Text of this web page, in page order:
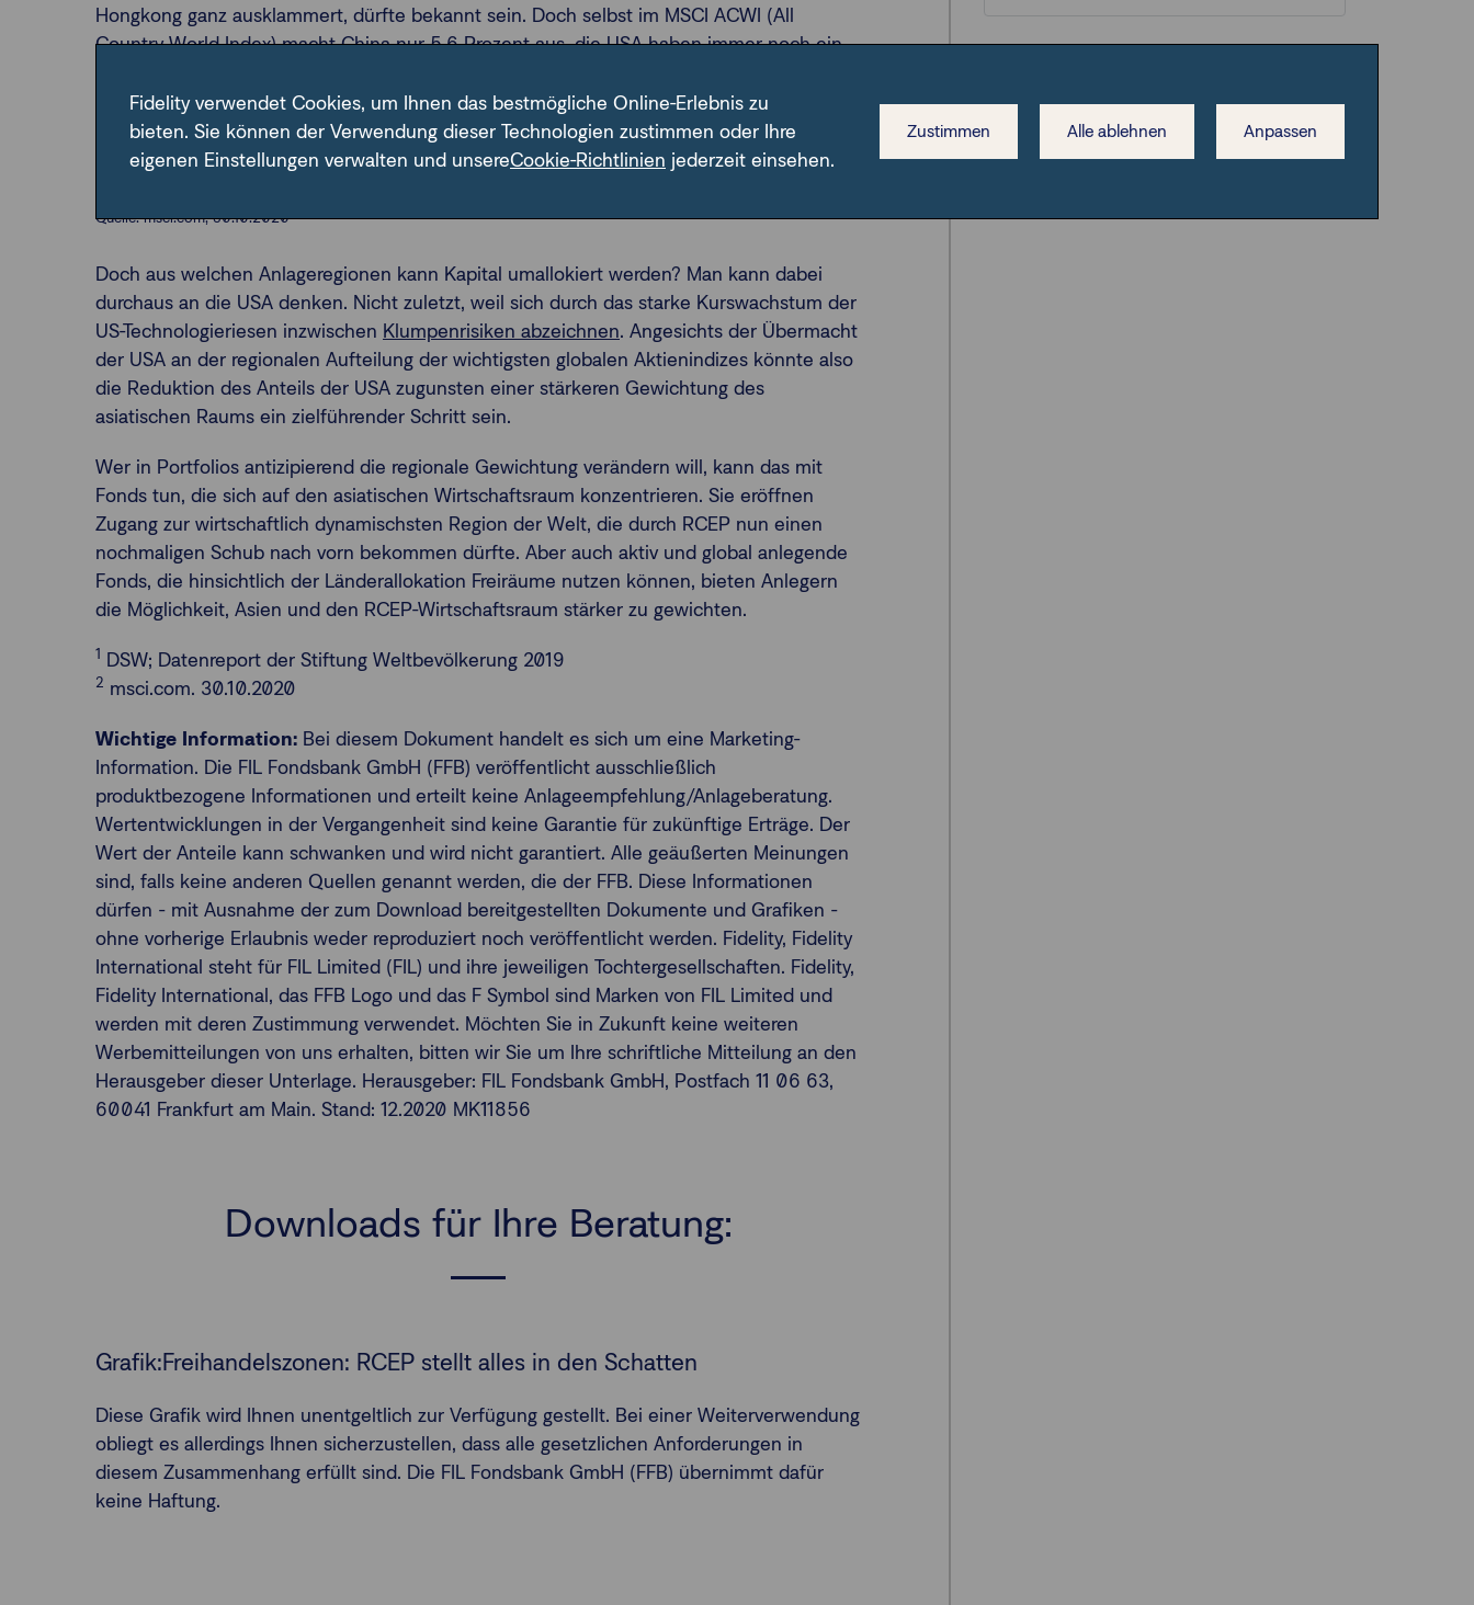
Hongkong ganz ausklammert, dürfte bekannt sein. Doch selbst im MSCI ACWI (All
Country World Index) macht China nur 5,6 Prozent aus, die USA haben immer noch ein
Asien unterrepräsentiert: Ländergewichtung im MSCI ACWI
Quelle: msci.com, 30.10.2020
Doch aus welchen Anlageregionen kann Kapital umallokiert werden? Man kann dabei
durchaus an die USA denken. Nicht zuletzt, weil sich durch das starke Kurswachstum der
US-Technologieriesen inzwischen Klumpenrisiken abzeichnen. Angesichts der Übermacht
der USA an der regionalen Aufteilung der wichtigsten globalen Aktienindizes könnte also
die Reduktion des Anteils der USA zugunsten einer stärkeren Gewichtung des
asiatischen Raums ein zielführender Schritt sein.
Wer in Portfolios antizipierend die regionale Gewichtung verändern will, kann das mit
Fonds tun, die sich auf den asiatischen Wirtschaftsraum konzentrieren. Sie eröffnen
Zugang zur wirtschaftlich dynamischsten Region der Welt, die durch RCEP nun einen
nochmaligen Schub nach vorn bekommen dürfte. Aber auch aktiv und global anlegende
Fonds, die hinsichtlich der Länderallokation Freiräume nutzen können, bieten Anlegern
die Möglichkeit, Asien und den RCEP-Wirtschaftsraum stärker zu gewichten.
1 DSW; Datenreport der Stiftung Weltbevölkerung 2019
2 msci.com. 30.10.2020
Wichtige Information: Bei diesem Dokument handelt es sich um eine Marketing-
Information. Die FIL Fondsbank GmbH (FFB) veröffentlicht ausschließlich
produktbezogene Informationen und erteilt keine Anlageempfehlung/Anlageberatung.
Wertentwicklungen in der Vergangenheit sind keine Garantie für zukünftige Erträge. Der
Wert der Anteile kann schwanken und wird nicht garantiert. Alle geäußerten Meinungen
sind, falls keine anderen Quellen genannt werden, die der FFB. Diese Informationen
dürfen - mit Ausnahme der zum Download bereitgestellten Dokumente und Grafiken -
ohne vorherige Erlaubnis weder reproduziert noch veröffentlicht werden. Fidelity, Fidelity
International steht für FIL Limited (FIL) und ihre jeweiligen Tochtergesellschaften. Fidelity,
Fidelity International, das FFB Logo und das F Symbol sind Marken von FIL Limited und
werden mit deren Zustimmung verwendet. Möchten Sie in Zukunft keine weiteren
Werbemitteilungen von uns erhalten, bitten wir Sie um Ihre schriftliche Mitteilung an den
Herausgeber dieser Unterlage. Herausgeber: FIL Fondsbank GmbH, Postfach 11 06 63,
60041 Frankfurt am Main. Stand: 12.2020 MK11856
Downloads für Ihre Beratung:
Grafik:Freihandelszonen: RCEP stellt alles in den Schatten
Diese Grafik wird Ihnen unentgeltlich zur Verfügung gestellt. Bei einer Weiterverwendung
obliegt es allerdings Ihnen sicherzustellen, dass alle gesetzlichen Anforderungen in
diesem Zusammenhang erfüllt sind. Die FIL Fondsbank GmbH (FFB) übernimmt dafür
keine Haftung.
Fidelity verwendet Cookies, um Ihnen das bestmögliche Online-Erlebnis zu
bieten. Sie können der Verwendung dieser Technologien zustimmen oder Ihre
eigenen Einstellungen verwalten und unsereCookie-Richtlinien jederzeit einsehen.
Zustimmen Alle ablehnen Anpassen